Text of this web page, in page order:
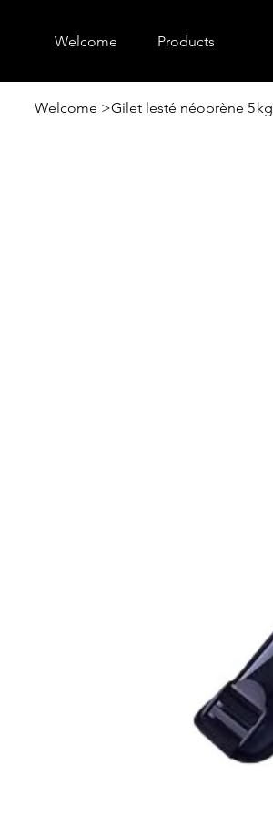
Welcome Products
Welcome >Gilet lesté néoprène 5 kg